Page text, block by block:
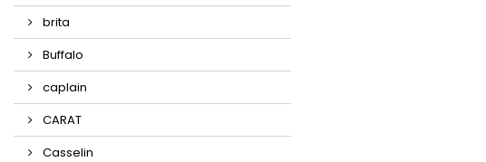
brita
Buffalo
caplain
CARAT
Casselin